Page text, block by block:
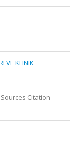
VE KLINIK
Citation